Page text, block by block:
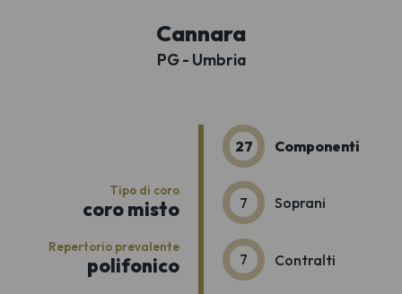
Cannara
PG - Umbria
Tipo di coro
coro misto
Repertorio prevalente
polifonico
27 Componenti
7 Soprani
7 Contralti